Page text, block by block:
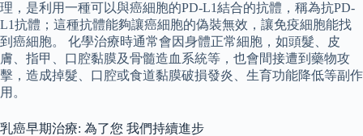
理，是利用一種可以與癌細胞的PD-L1結合的抗體，稱為抗PD-
L1抗體；這種抗體能夠讓癌細胞的偽裝無效，讓免疫細胞能找
到癌細胞。 化學治療時通常會因身體正常細胞，如頭髮、皮
膚、指甲、口腔黏膜及骨髓造血系統等，也會間接遭到藥物攻
擊，造成掉髮、口腔或食道黏膜破損發炎、生育功能降低等副作
用。
乳癌早期治療: 為了您 我們持續進步